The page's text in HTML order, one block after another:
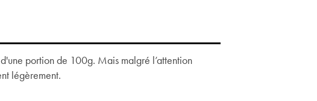
portion de 100g. Mais malgré l’attention
légèrement.